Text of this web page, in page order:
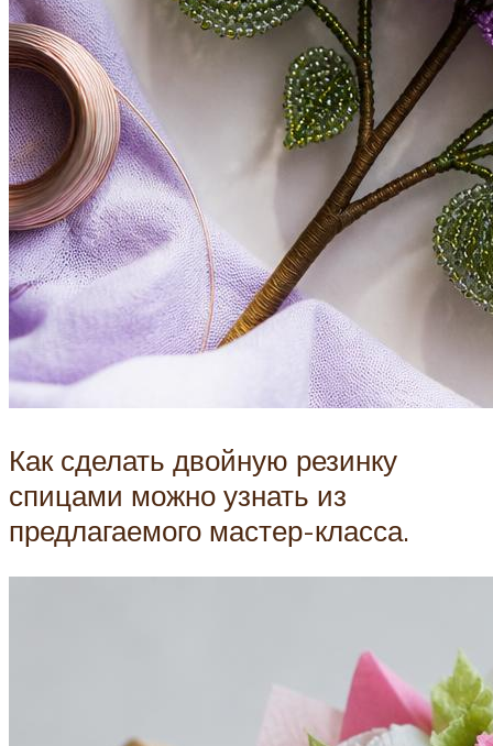
Как сделать двойную резинку
спицами можно узнать из
предлагаемого мастер-класса.